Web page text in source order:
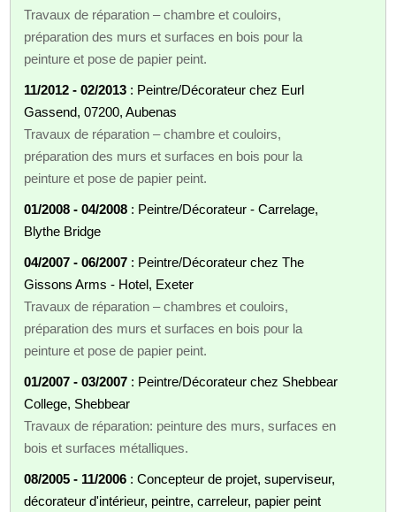
Travaux de réparation – chambre et couloirs,
préparation des murs et surfaces en bois pour la
peinture et pose de papier peint.
11/2012 - 02/2013 : Peintre/Décorateur chez Eurl
Gassend, 07200, Aubenas
Travaux de réparation – chambre et couloirs,
préparation des murs et surfaces en bois pour la
peinture et pose de papier peint.
01/2008 - 04/2008 : Peintre/Décorateur - Carrelage,
Blythe Bridge
04/2007 - 06/2007 : Peintre/Décorateur chez The
Gissons Arms - Hotel, Exeter
Travaux de réparation – chambres et couloirs,
préparation des murs et surfaces en bois pour la
peinture et pose de papier peint.
01/2007 - 03/2007 : Peintre/Décorateur chez Shebbear
College, Shebbear
Travaux de réparation: peinture des murs, surfaces en
bois et surfaces métalliques.
08/2005 - 11/2006 : Concepteur de projet, superviseur,
décorateur d'intérieur, peintre, carreleur, papier peint